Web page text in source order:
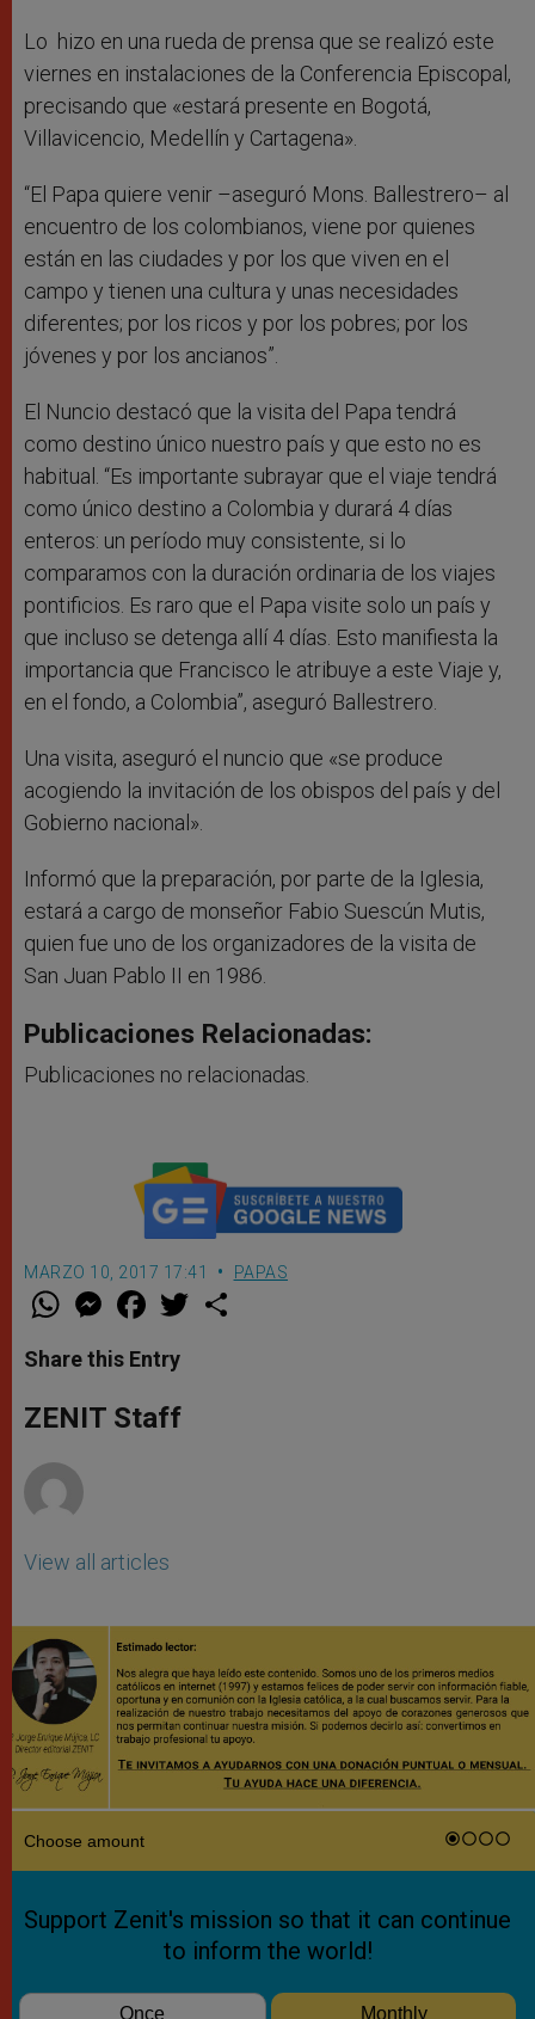
Lo hizo en una rueda de prensa que se realizó este
viernes en instalaciones de la Conferencia Episcopal,
precisando que «estará presente en Bogotá,
Villavicencio, Medellín y Cartagena».
“El Papa quiere venir –aseguró Mons. Ballestrero– al
encuentro de los colombianos, viene por quienes
están en las ciudades y por los que viven en el
campo y tienen una cultura y unas necesidades
diferentes; por los ricos y por los pobres; por los
jóvenes y por los ancianos”.
El Nuncio destacó que la visita del Papa tendrá
como destino único nuestro país y que esto no es
habitual. “Es importante subrayar que el viaje tendrá
como único destino a Colombia y durará 4 días
enteros: un período muy consistente, si lo
comparamos con la duración ordinaria de los viajes
pontificios. Es raro que el Papa visite solo un país y
que incluso se detenga allí 4 días. Esto manifiesta la
importancia que Francisco le atribuye a este Viaje y,
en el fondo, a Colombia”, aseguró Ballestrero.
Una visita, aseguró el nuncio que «se produce
acogiendo la invitación de los obispos del país y del
Gobierno nacional».
Informó que la preparación, por parte de la Iglesia,
estará a cargo de monseñor Fabio Suescún Mutis,
quien fue uno de los organizadores de la visita de
San Juan Pablo II en 1986.
Publicaciones Relacionadas:
Publicaciones no relacionadas.
MARZO 10, 2017 17:41 PAPAS
W
t
s
p
p
M
e
s
e
g
e
F
a
e
b
o
k
w
Share this Entry
ZENIT Staff
View all articles